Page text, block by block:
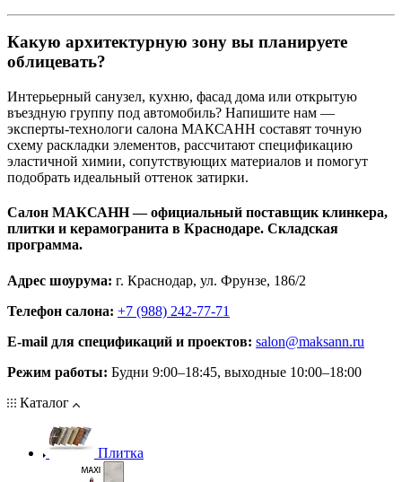
Какую архитектурную зону вы планируете
облицевать?
Интерьерный санузел, кухню, фасад дома или открытую
въездную группу под автомобиль? Напишите нам —
эксперты‑технологи салона МАКСАНН составят точную
схему раскладки элементов, рассчитают спецификацию
эластичной химии, сопутствующих материалов и помогут
подобрать идеальный оттенок затирки.
Салон МАКСАНН — официальный поставщик клинкера,
плитки и керамогранита в Краснодаре. Складская
программа.
Адрес шоурума: г. Краснодар, ул. Фрунзе, 186/2
Телефон салона: +7 (988) 242-77-71
E‑mail для спецификаций и проектов: salon@maksann.ru
Режим работы: Будни 9:00–18:45, выходные 10:00–18:00
Каталог
Плитка